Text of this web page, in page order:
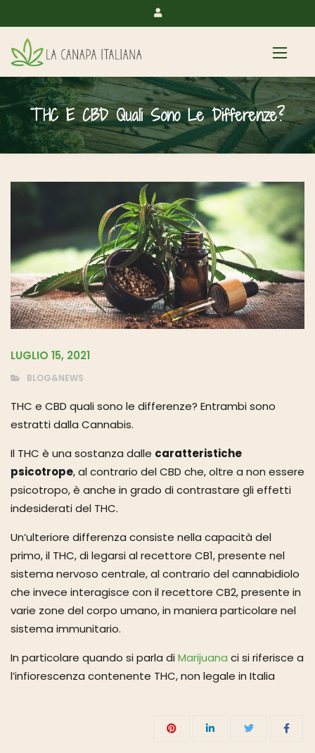
THC E CBD Quali Sono Le Differenze?
LUGLIO 15, 2021
BLOG&NEWS
THC e CBD quali sono le differenze? Entrambi sono
estratti dalla Cannabis.
Il THC è una sostanza dalle caratteristiche
psicotrope, al contrario del CBD che, oltre a non essere
psicotropo, è anche in grado di contrastare gli effetti
indesiderati del THC.
Un’ulteriore differenza consiste nella capacità del
primo, il THC, di legarsi al recettore CB1, presente nel
sistema nervoso centrale, al contrario del cannabidiolo
che invece interagisce con il recettore CB2, presente in
varie zone del corpo umano, in maniera particolare nel
sistema immunitario.
In particolare quando si parla diMarijuana ci si riferisce a
l’infiorescenza contenente THC, non legale in Italia